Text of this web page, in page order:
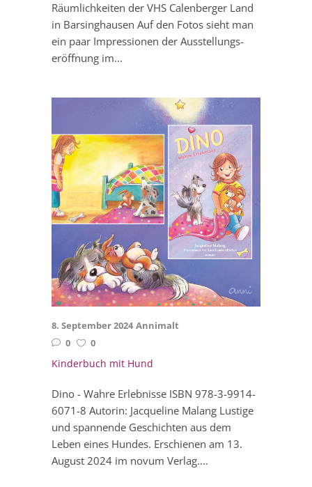
Räumlichkeiten der VHS Calenberger Land
in Barsinghausen Auf den Fotos sieht man
ein paar Impressionen der Ausstellungs-
eröffnung im...
8. September 2024 Annimalt
0
0
Kinderbuch mit Hund
Dino - Wahre Erlebnisse ISBN 978-3-9914-
6071-8 Autorin: Jacqueline Malang Lustige
und spannende Geschichten aus dem
Leben eines Hundes. Erschienen am 13.
August 2024 im novum Verlag....